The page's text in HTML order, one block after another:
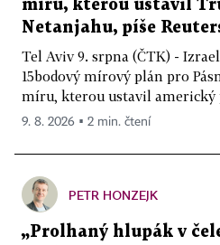
míru, kterou ustavil
Netanjahu, píše
Tel Aviv 9. srpna (ČTK) -
15bodový mírový plán pro
míru, kterou ustavil americký
9. 8. 2026 ▪ 2 min. čtení
PETR HONZEJK
„Prolhaný hlupák v